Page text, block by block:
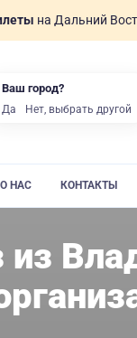
на Дальний
О НАС КОНТАКТЫ
Ваш город?
Да Нет, выбрать другой